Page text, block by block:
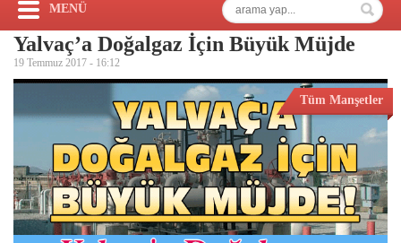
MENÜ
Yalvaç’a Doğalgaz İçin Büyük Müjde
19 Temmuz 2017 - 16:12
Tüm Manşetler